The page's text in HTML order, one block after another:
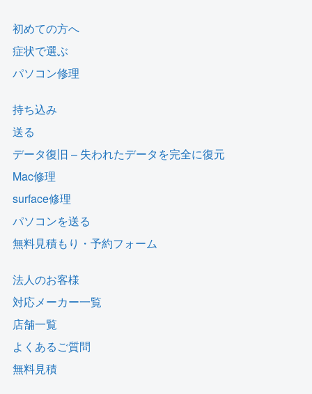
初めての方へ
症状で選ぶ
パソコン修理
持ち込み
送る
データ復旧 – 失われたデータを完全に復元
Mac修理
surface修理
パソコンを送る
無料見積もり・予約フォーム
法人のお客様
対応メーカー一覧
店舗一覧
よくあるご質問
無料見積